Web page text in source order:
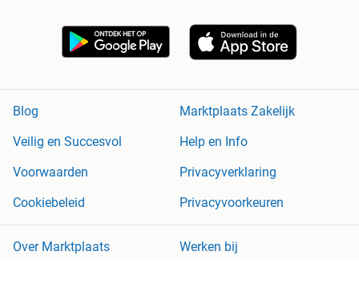
Blog
Marktplaats Zakelijk
Veilig en Succesvol
Help en Info
Voorwaarden
Privacyverklaring
Cookiebeleid
Privacyvoorkeuren
Over Marktplaats
Werken bij